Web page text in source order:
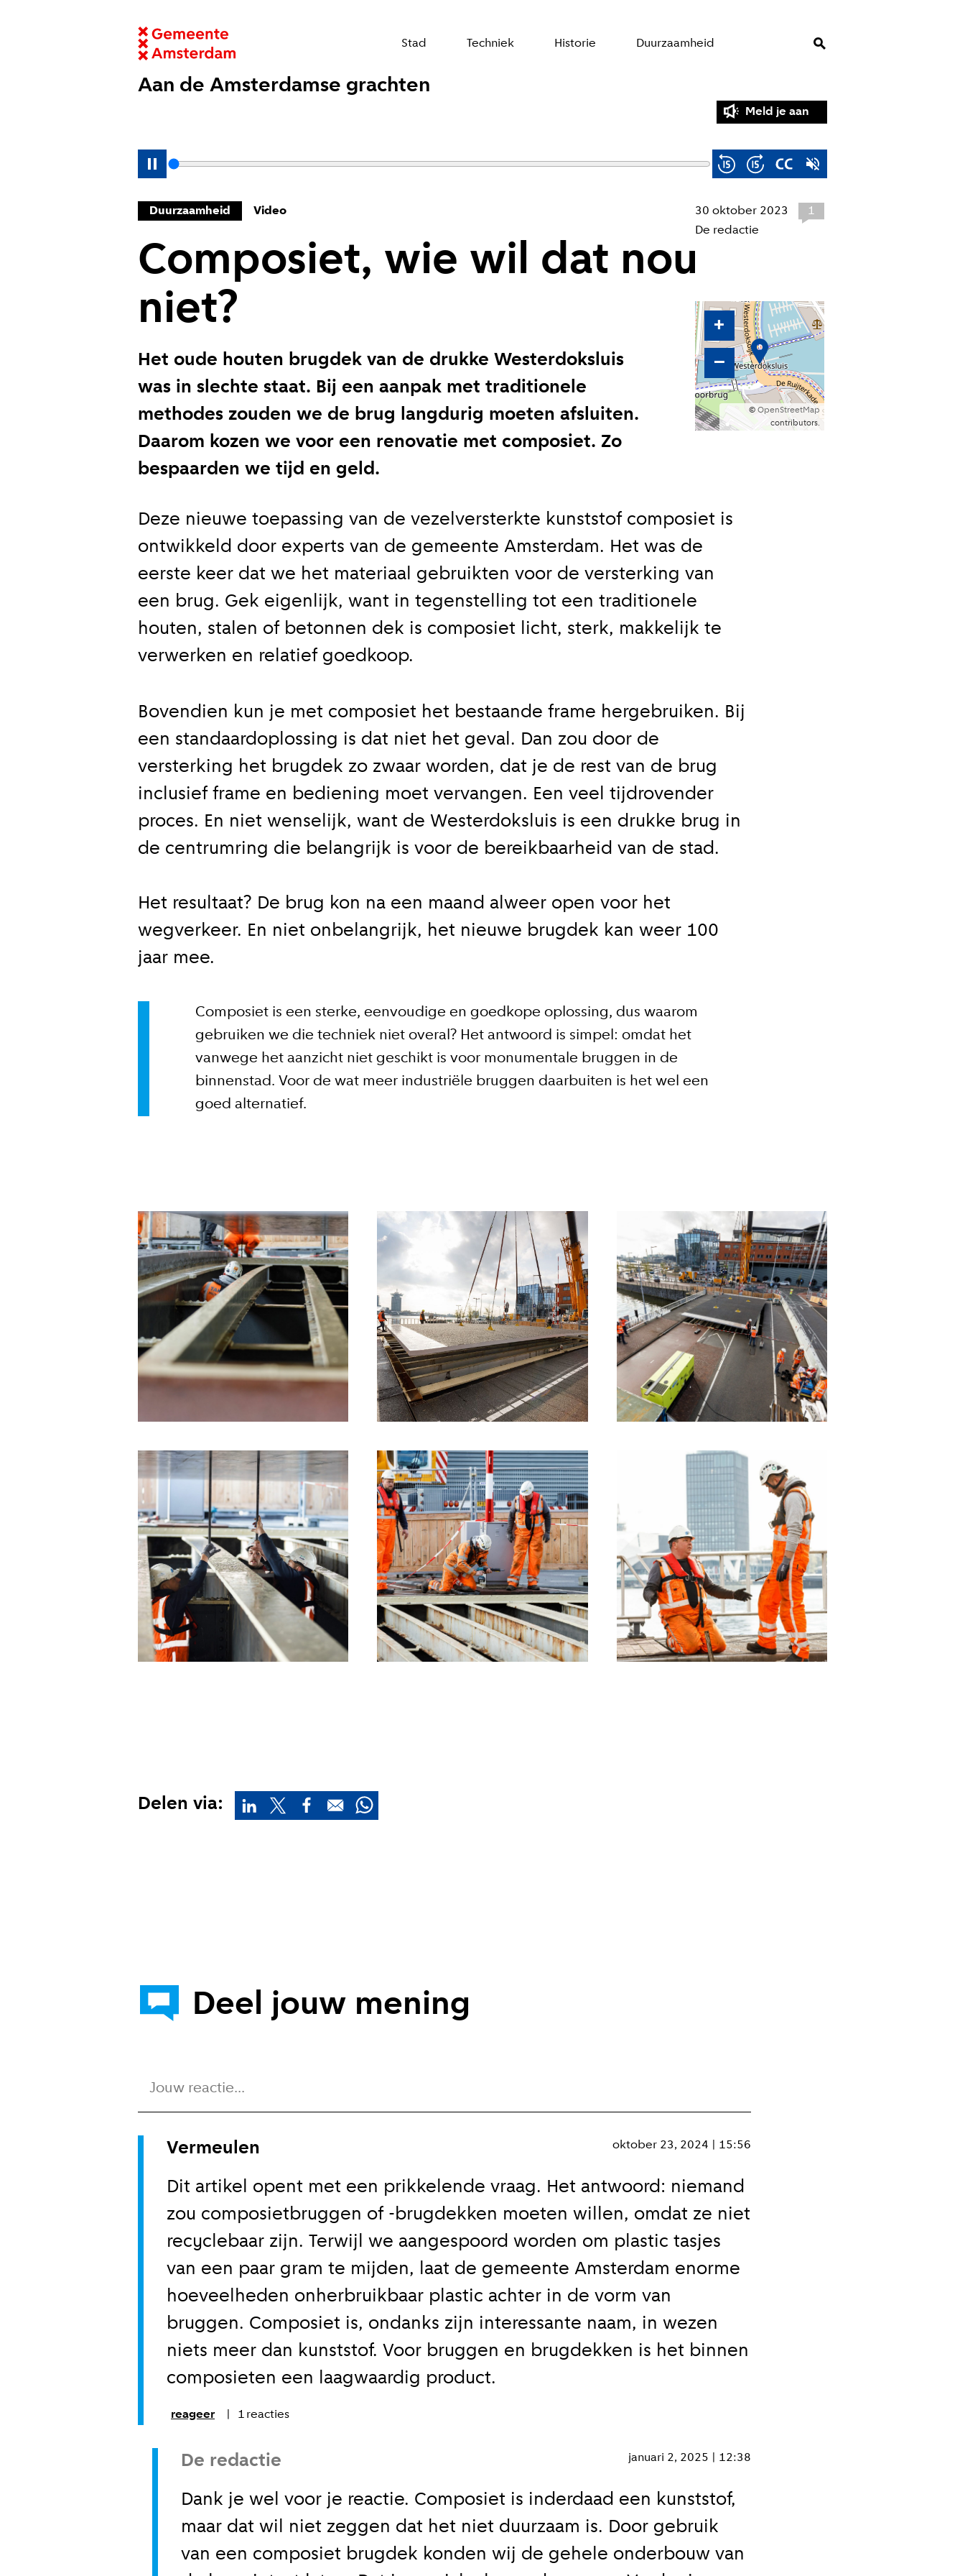
Aan de Amsterdamse grachten
Stad Techniek Historie Duurzaamheid
Meld je aan
Close
Meld je aan voor onze update
Blijf moeiteloos op de hoogte van al het reilen en zeilen rond de bruggen en kademuren in
Amsterdam. Meld je aan voor onze updates en je mist geen verhaal!
E-mailadres
Hoe vaak wil je van ons horen:
Bij elk nieuw artikel
Wekelijks
Aanmelden
Composiet, wie wil dat nou
niet?
Duurzaamheid Video
30 oktober 2023
De redactie
1
+
–
© OpenStreetMap
contributors.
Het oude houten brugdek van de drukke Westerdoksluis
was in slechte staat. Bij een aanpak met traditionele
methodes zouden we de brug langdurig moeten afsluiten.
Daarom kozen we voor een renovatie met composiet. Zo
bespaarden we tijd en geld.
Deze nieuwe toepassing van de vezelversterkte kunststof composiet is
ontwikkeld door experts van de gemeente Amsterdam. Het was de
eerste keer dat we het materiaal gebruikten voor de versterking van
een brug. Gek eigenlijk, want in tegenstelling tot een traditionele
houten, stalen of betonnen dek is composiet licht, sterk, makkelijk te
verwerken en relatief goedkoop.
Bovendien kun je met composiet het bestaande frame hergebruiken. Bij
een standaardoplossing is dat niet het geval. Dan zou door de
versterking het brugdek zo zwaar worden, dat je de rest van de brug
inclusief frame en bediening moet vervangen. Een veel tijdrovender
proces. En niet wenselijk, want de Westerdoksluis is een drukke brug in
de centrumring die belangrijk is voor de bereikbaarheid van de stad.
Het resultaat? De brug kon na een maand alweer open voor het
wegverkeer. En niet onbelangrijk, het nieuwe brugdek kan weer 100
jaar mee.
Composiet is een sterke, eenvoudige en goedkope oplossing, dus waarom
gebruiken we die techniek niet overal? Het antwoord is simpel: omdat het
vanwege het aanzicht niet geschikt is voor monumentale bruggen in de
binnenstad. Voor de wat meer industriële bruggen daarbuiten is het wel een
goed alternatief.
Delen via:
Deel jouw mening
Jouw reactie...
Vermeulen oktober 23, 2024 | 15:56
Dit artikel opent met een prikkelende vraag. Het antwoord: niemand
zou composietbruggen of -brugdekken moeten willen, omdat ze niet
recyclebaar zijn. Terwijl we aangespoord worden om plastic tasjes
van een paar gram te mijden, laat de gemeente Amsterdam enorme
hoeveelheden onherbruikbaar plastic achter in de vorm van
bruggen. Composiet is, ondanks zijn interessante naam, in wezen
niets meer dan kunststof. Voor bruggen en brugdekken is het binnen
composieten een laagwaardig product.
reageer 1 reacties
De redactie januari 2, 2025 | 12:38
Dank je wel voor je reactie. Composiet is inderdaad een kunststof,
maar dat wil niet zeggen dat het niet duurzaam is. Door gebruik
van een composiet brugdek konden wij de gehele onderbouw van